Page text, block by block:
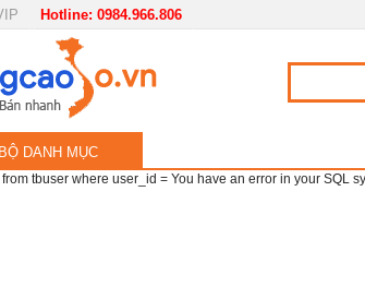
Hotline: 0984.966.806
DANH MỤC
tbuser where user_id = You have an error in your SQL